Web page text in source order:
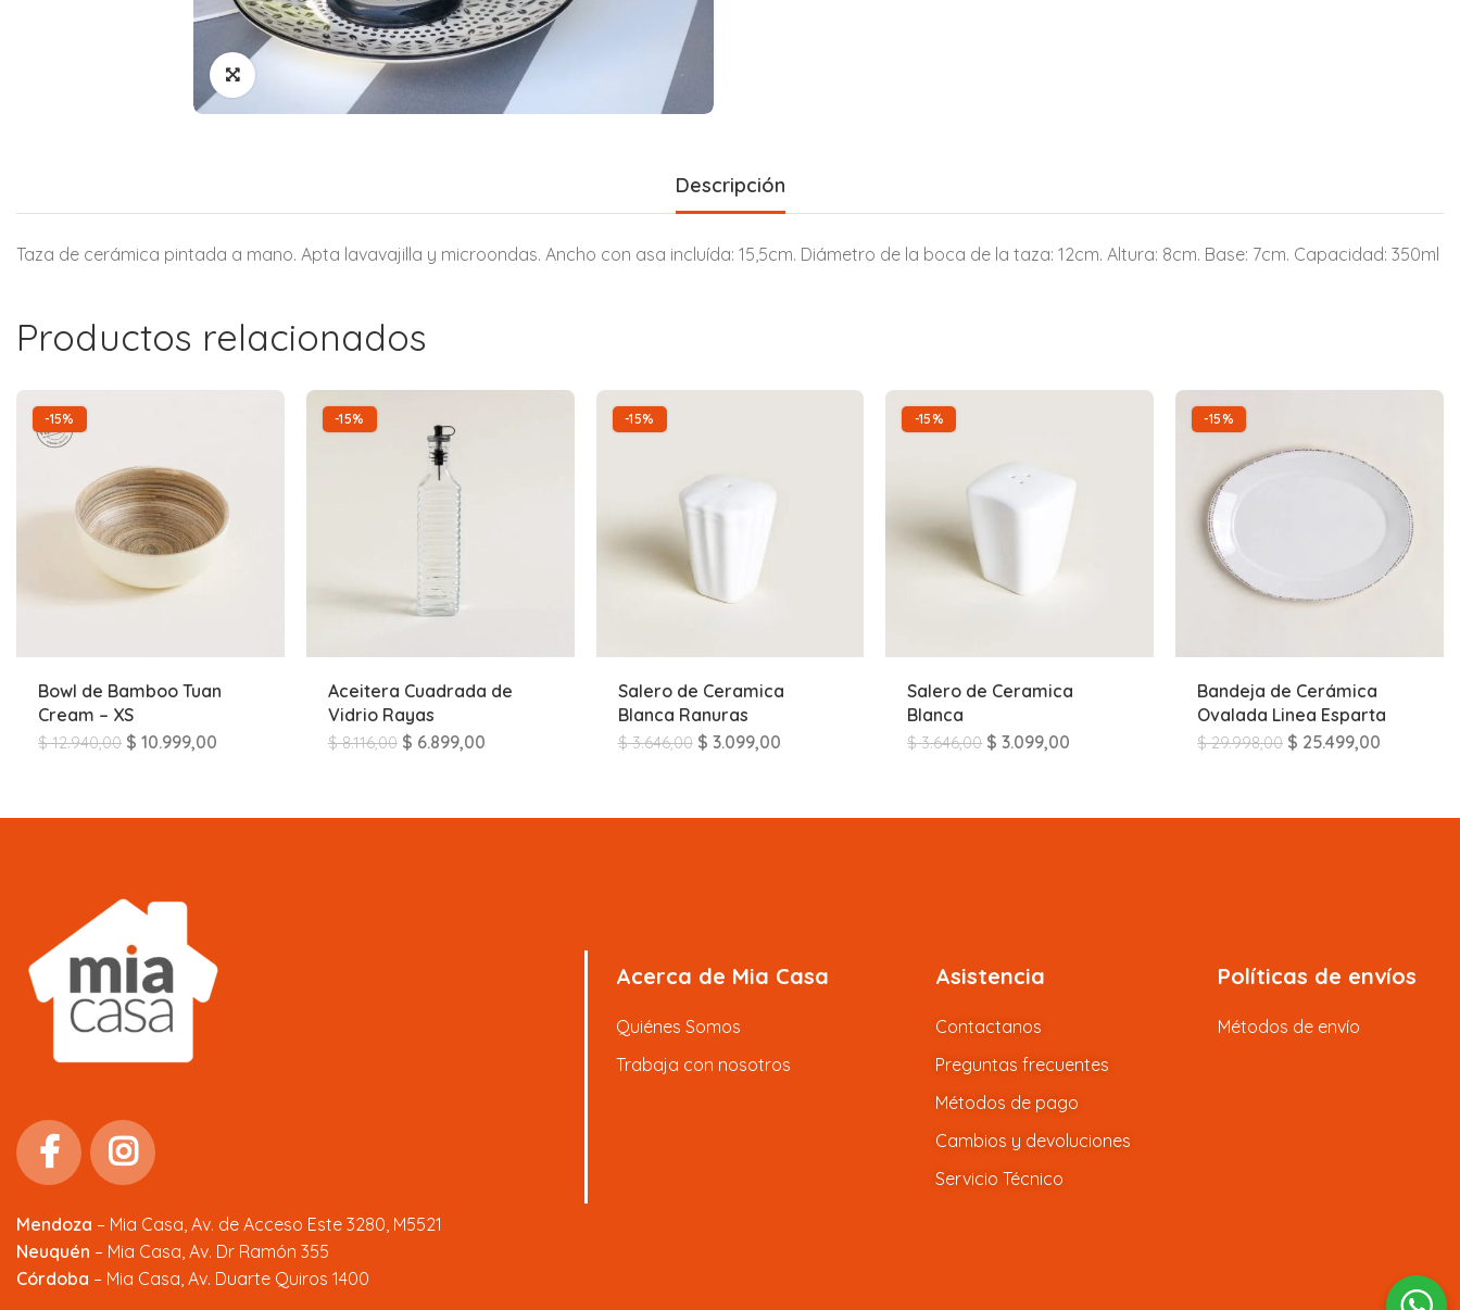
Descripción
Taza de cerámica pintada a mano. Apta lavavajilla y microondas. Ancho con asa incluída: 15,5cm. Diámetro de la boca de la taza: 12cm. Altura: 8cm. Base: 7cm. Capacidad: 350ml
Productos relacionados
-15%
Bowl de Bamboo Tuan
Cream – XS
$12.940,00 $ 10.999,00
-15%
Aceitera Cuadrada de
Vidrio Rayas
$8.116,00 $ 6.899,00
-15%
Salero de Ceramica
Blanca Ranuras
$3.646,00 $ 3.099,00
-15%
Salero de Ceramica
Blanca
$3.646,00 $ 3.099,00
-15%
Bandeja de Cerámica
Ovalada Linea Esparta
$29.998,00 $ 25.499,00
Mendoza – Mia Casa, Av. de Acceso Este 3280, M5521
Neuquén – Mia Casa, Av. Dr Ramón 355
Córdoba – Mia Casa, Av. Duarte Quiros 1400
Acerca de Mia Casa
Quiénes Somos
Trabaja con nosotros
Asistencia
Contactanos
Preguntas frecuentes
Métodos de pago
Cambios y devoluciones
Servicio Técnico
Políticas de envíos
Métodos de envío